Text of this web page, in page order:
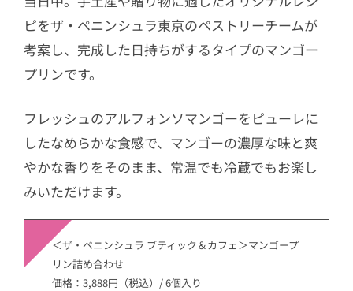
ピをザ・ペニンシュラ東京のペストリーチームが
考案し、完成した日持ちがするタイプのマンゴー
プリンです。
フレッシュのアルフォンソマンゴーをピューレに
したなめらかな食感で、マンゴーの濃厚な味と爽
やかな香りをそのまま、常温でも冷蔵でもお楽し
みいただけます。
＜ザ・ペニンシュラ ブティック＆カフェ＞マンゴープ
リン詰め合わせ
価格：3,888円（税込）/ 6個入り